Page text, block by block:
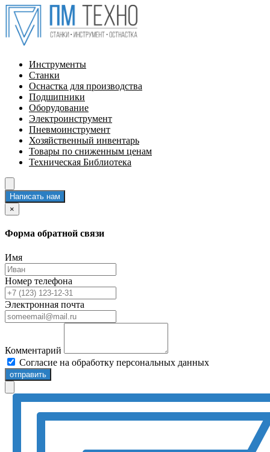
Инструменты
Станки
Оснастка для производства
Подшипники
Оборудование
Электроинструмент
Пневмоинструмент
Хозяйственный инвентарь
Товары по сниженным ценам
Техническая Библиотека
Написать нам
×
Форма обратной связи
Имя
Номер телефона
Электронная почта
Комментарий
Согласие на обработку персональных данных
отправить